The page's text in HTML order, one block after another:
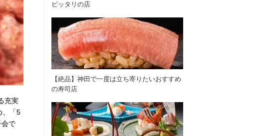
充実
、「5
会で
ピッタリの店
【絶品】神田で一度は立ち寄りたいおすすめ
の寿司店